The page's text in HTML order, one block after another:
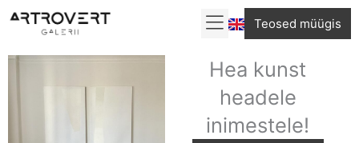
Skip
content
Teosed müügis
Hea kunst
headele
inimestele!